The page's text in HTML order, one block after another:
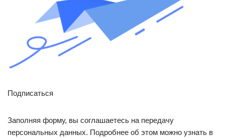
Подписаться
Заполняя форму, вы соглашаетесь на передачу
персональных данных. Подробнее об этом можно узнать в